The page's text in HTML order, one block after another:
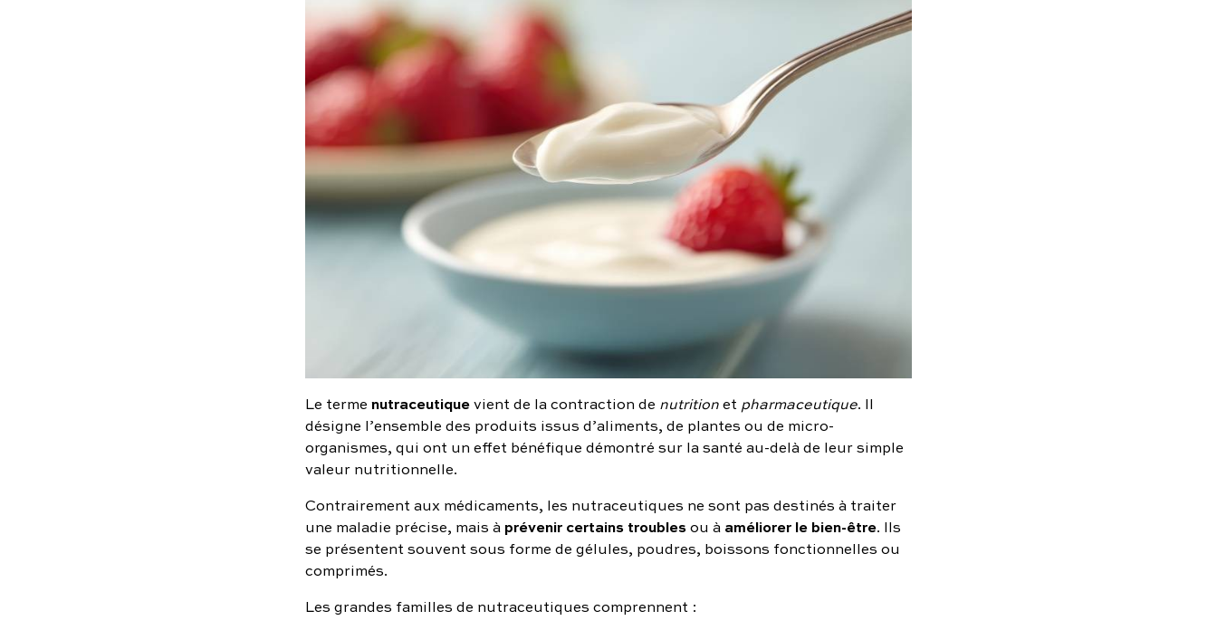
Le terme nutraceutiquevient de la contraction de nutritionet pharmaceutique. Il
désigne l’ensemble des produits issus d’aliments, de plantes ou de micro-
organismes, qui ont un effet bénéfique démontré sur la santé au-delà de leur simple
valeur nutritionnelle.
Contrairement aux médicaments, les nutraceutiques ne sont pas destinés à traiter
une maladie précise, mais àprévenir certains troublesou à améliorer le bien-être. Ils
se présentent souvent sous forme de gélules, poudres, boissons fonctionnelles ou
comprimés.
Les grandes familles de nutraceutiques comprennent :